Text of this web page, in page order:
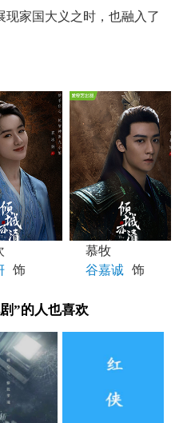
家国大义之时，也融入了
饰
慕牧
谷嘉诚 饰
”的人也喜欢